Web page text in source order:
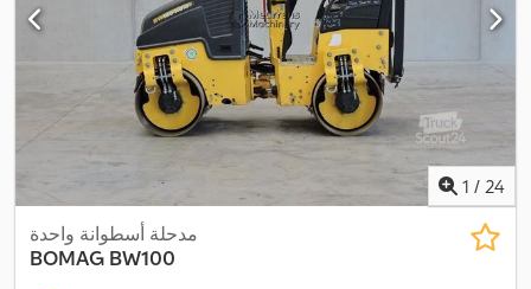
1 / 24
مدحلة أسطوانة واحدة
BOMAG BW100